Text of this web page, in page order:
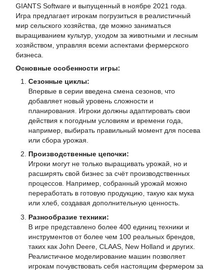
GIANTS Software и выпущенный в ноябре 2021 года.
Игра предлагает игрокам погрузиться в реалистичный
мир сельского хозяйства, где можно заниматься
выращиванием культур, уходом за животными и лесным
хозяйством, управляя всеми аспектами фермерского
бизнеса.
Основные особенности игры:
Сезонные циклы:
Впервые в серии введена смена сезонов, что
добавляет новый уровень сложности и
планирования. Игроки должны адаптировать свои
действия к погодным условиям и времени года,
например, выбирать правильный момент для посева
или сбора урожая.
Производственные цепочки:
Игроки могут не только выращивать урожай, но и
расширять свой бизнес за счёт производственных
процессов. Например, собранный урожай можно
переработать в готовую продукцию, такую как мука
или хлеб, создавая дополнительную ценность.
Разнообразие техники:
В игре представлено более 400 единиц техники и
инструментов от более чем 100 реальных брендов,
таких как John Deere, CLAAS, New Holland и других.
Реалистичное моделирование машин позволяет
игрокам почувствовать себя настоящим фермером за